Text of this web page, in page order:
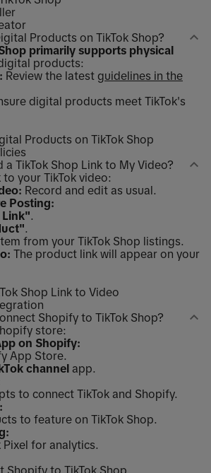
Products on TikTok Shop?
primarily supports physical
products:
Review the latest guidelines in the
digital products meet TikTok's
Products on TikTok Shop
a TikTok Shop Link to My Video?
your TikTok video:
Record and edit as usual.
Posting:
Link".
.
from your TikTok Shop listings.
The product link will appear on your
Shop Link to Video
Shopify to TikTok Shop?
store:
on Shopify:
App Store.
channel app.
to connect TikTok and Shopify.
to feature on TikTok Shop.
Pixel for analytics.
Shopify to TikTok Shop